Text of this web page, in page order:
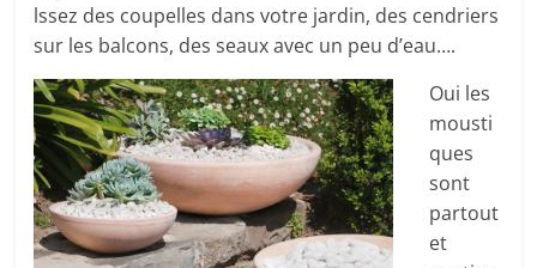
lssez des coupelles dans votre jardin, des cendriers
sur les balcons, des seaux avec un peu d’eau….
Oui les
mousti
ques
sont
partout
et